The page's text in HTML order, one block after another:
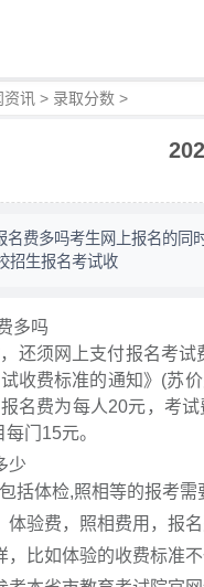
讯 > 录取分数 >
名费多吗考生网上报名的同
招生报名考试收
多吗
还须网上支付报名考
收费标准的通知》(苏
名费为每人20元，考
门15元。
少
括体检,照相等的报考需
验费，照相费用，报名
，比如体验的收费标准